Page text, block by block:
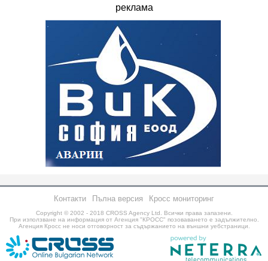
реклама
Контакти Пълна версия Кросс мониторинг
Copyright © 2002 - 2018 CROSS Agency Ltd.
Всички права запазени.
При използване на информация от Агенция "КРОСС" позоваването е задължително.
Агенция Кросс не носи отговорност за съдържанието на външни уебстраници.